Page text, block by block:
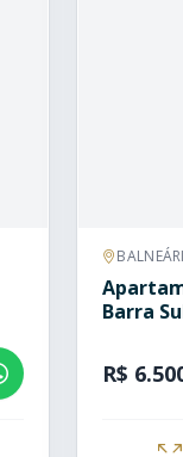
Barra
R$